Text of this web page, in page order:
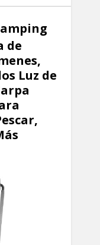
de
Luz de